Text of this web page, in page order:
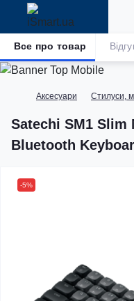
Аксесуари Стилуси,
Satechi SM1 Slim
Bluetooth
Все про товар
-5%